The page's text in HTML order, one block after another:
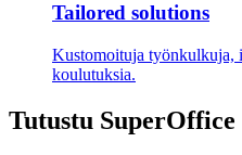
Tailored solutions
Kustomoituja työnkulkuja,
koulutuksia.
Tutustu